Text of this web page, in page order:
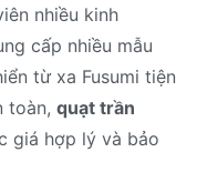
nhiều kinh
cấp nhiều mẫu
từ xa Fusumi tiện
toàn, quạt trần
giá hợp lý và bảo